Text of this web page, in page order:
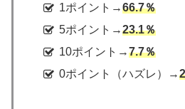
1ポイント→66.7％
5ポイント→23.1％
10ポイント→7.7％
0ポイント（ハズレ）→